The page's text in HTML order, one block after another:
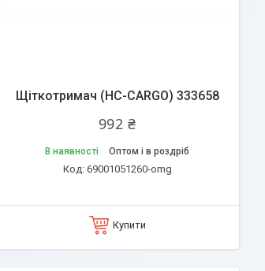
Щіткотримач (HC-CARGO) 333658
992 ₴
В наявності Оптом і в роздріб
69001051260-omg
Купити